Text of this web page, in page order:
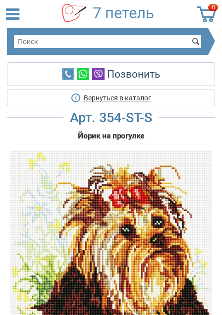
0
7 петель
Позвонить
Вернуться в каталог
Арт. 354-ST-S
Йорик на прогулке